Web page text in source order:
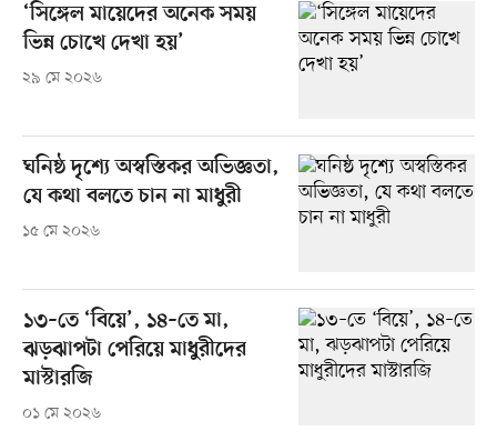
‘সিঙ্গেল মায়েদের অনেক সময়
ভিন্ন চোখে দেখা হয়’
২৯ মে ২০২৬
ঘনিষ্ঠ দৃশ্যে অস্বস্তিকর অভিজ্ঞতা,
যে কথা বলতে চান না মাধুরী
১৫ মে ২০২৬
১৩–তে ‘বিয়ে’, ১৪–তে মা,
ঝড়ঝাপটা পেরিয়ে মাধুরীদের
মাস্টারজি
০১ মে ২০২৬